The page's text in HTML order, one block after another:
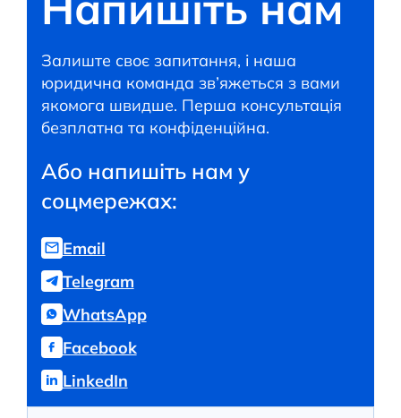
Залиште своє запитання, і наша
юридична команда зв’яжеться з вами
якомога швидше. Перша консультація
безплатна та конфіденційна.
Або напишіть нам у
соцмережах:
Email
Telegram
WhatsApp
Facebook
LinkedIn